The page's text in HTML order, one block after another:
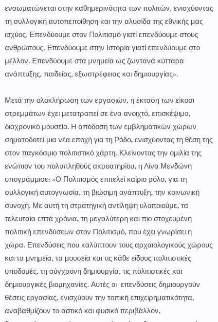
ενσωματώνεται στην καθημερινότητα των πολιτών, ενισχύοντας
τη συλλογική αυτοπεποίθηση και την αλυσίδα της εθνικής μας
ισχύος. Επενδύουμε στον Πολιτισμό γιατί επενδύουμε στους
ανθρώπους. Επενδύουμε στην Ιστορία γιατί επενδύουμε στο
μέλλον. Επενδύουμε στα μνημεία ως ζωντανά κύτταρα
ανάπτυξης, παιδείας, εξωστρέφειας και δημιουργίας».
Μετά την ολοκλήρωση των εργασιών, η έκταση των είκοσι
στρεμμάτων έχει μετατραπεί σε ένα ανοιχτό, επισκέψιμο,
διαχρονικό μουσείο. Η απόδοση των εμβληματικών χώρων
σηματοδοτεί μια νέα εποχή για τη Ρόδο, ενισχύοντας τη θέση της
στον παγκόσμιο πολιτιστικό χάρτη. Κλείνοντας την ομιλία της
ενώπιον του πολυπληθούς ακροατηρίου, η Λίνα Μενδώνη
υπογράμμισε: «Ο Πολιτισμός επιτελεί καίριο ρόλο, για τη
συλλογική αυτογνωσία, τη βιώσιμη ανάπτυξη, την κοινωνική
συνοχή. Με αυτή τη στρατηγική αντίληψη υλοποιούμε, τα
τελευταία επτά χρόνια, τη μεγαλύτερη και πιο στοχευμένη
πολιτική επενδύσεων στον Πολιτισμό, που έχει γνωρίσει η
χώρα. Επενδύσεις που καλύπτουν τους αρχαιολογικούς χώρους
και τα μνημεία, τα μουσεία και τις κάθε είδους πολιτιστικές
υποδομές, τη σύγχρονη δημιουργία, τις πολιτιστικές και
δημιουργικές βιομηχανίες. Αυτές οι επενδύσεις δημιουργούν
θέσεις εργασίας, ενισχύουν την τοπική επιχειρηματικότητα,
αναβαθμίζουν το αστικό και φυσικό περιβάλλον,